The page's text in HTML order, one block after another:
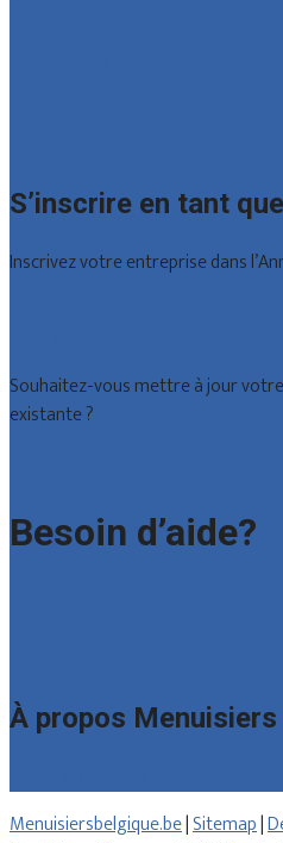
S’inscrire en tant
Inscrivez votre entreprise dans
Souhaitez-vous mettre à jour
existante ?
Besoin d’aide?
À propos
Menuisiersbelgique.be|Sitemap|